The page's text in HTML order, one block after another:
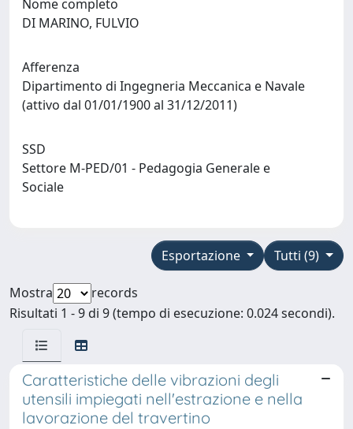
Nome completo
DI MARINO, FULVIO
Afferenza
Dipartimento di Ingegneria Meccanica e Navale
(attivo dal 01/01/1900 al 31/12/2011)
SSD
Settore M-PED/01 - Pedagogia Generale e
Sociale
Tutti (9)
Esportazione
Mostra
records
Risultati 1 - 9 di 9 (tempo di esecuzione: 0.024 secondi).
Caratteristiche delle vibrazioni degli
utensili impiegati nell'estrazione e nella
lavorazione del travertino